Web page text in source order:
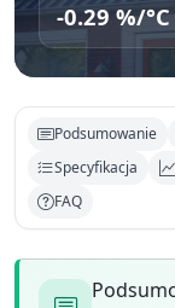
-0.29 %/°C
Podsumowanie
Specyfikacja
FAQ